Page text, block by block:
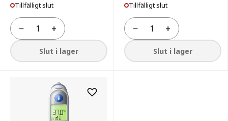
Tillfälligt slut
−
Antal +
Slut i lager
Tillfälligt slut
−
Antal +
Slut i lager